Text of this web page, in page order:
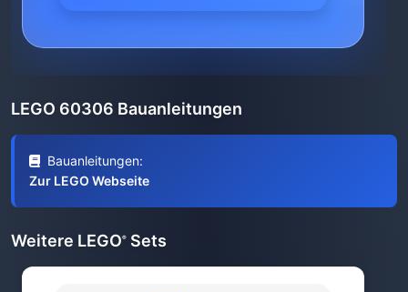
LEGO 60306 Bauanleitungen
Bauanleitungen:
Zur LEGO Webseite
Weitere LEGO® Sets